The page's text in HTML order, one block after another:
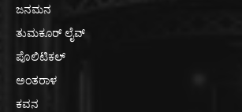
ಜನಮನ
ತುಮಕೂರ್ ಲೈವ್
ಪೊಲಿಟಿಕಲ್
ಅಂತರಾಳ
ಕವನ